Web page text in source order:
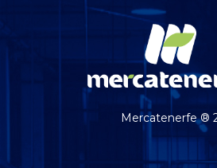
Mercatenerfe ®